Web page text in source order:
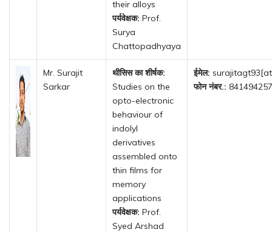
their alloys
पर्यवेक्षक: Prof.
Surya
Chattopadhyaya
Mr. Surajit
Sarkar
थीसिस का शीर्षक:
Studies on the
opto-electronic
behaviour of
indolyl
derivatives
assembled onto
thin films for
memory
applications
पर्यवेक्षक: Prof.
Syed Arshad
ईमेल:
फोन नंबर.: